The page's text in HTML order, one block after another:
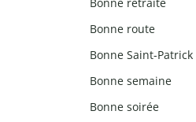
Bonne route
Bonne Saint-Patrick
Bonne semaine
Bonne soirée